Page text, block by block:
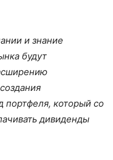
и знание
будут
портфеля, который со
дивиденды